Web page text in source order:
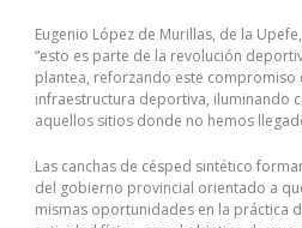
Eugenio López de Murillas, de la
“esto es parte de la revolución
plantea, reforzando este compromiso
infraestructura deportiva, iluminando
aquellos sitios donde no hemos
Las canchas de césped sintético
del gobierno provincial orientado a
mismas oportunidades en la práctica